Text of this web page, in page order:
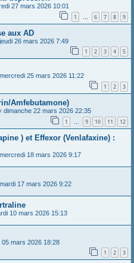
27 mars 2026 10:01
1 … 6 7 8 9
aux AD
jeudi 26 mars 2026 7:49
1 2 3 4 5
mercredi 25 mars 2026 11:22
1 2 3
Amfebutamone)
dimanche 22 mars 2026 22:35
1 … 9 10 11 12
) et Effexor (Venlafaxine) :
mercredi 18 mars 2026 9:17
mardi 17 mars 2026 9:22
10 mars 2026 15:13
05 mars 2026 18:28
1 2 3